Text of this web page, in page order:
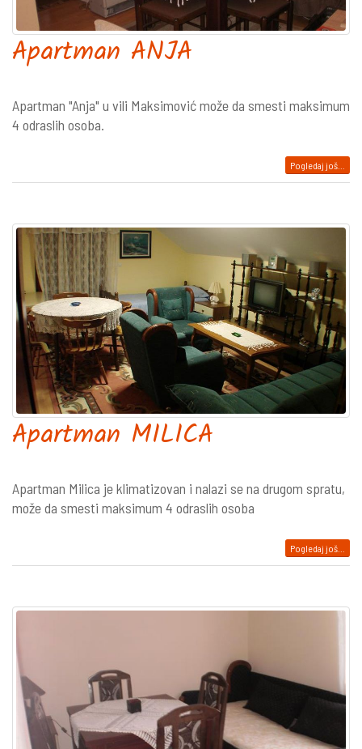
Apartman ANJA
Apartman "Anja" u vili Maksimović može da smesti maksimum
4 odraslih osoba.
Pogledaj još...
Apartman MILICA
Apartman Milica je klimatizovan i nalazi se na drugom spratu,
može da smesti maksimum 4 odraslih osoba
Pogledaj još...